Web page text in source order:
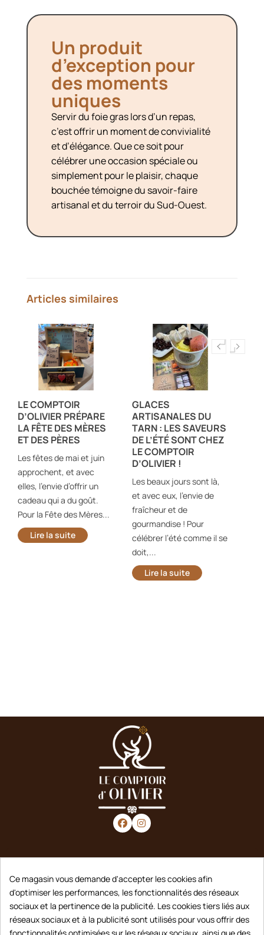
Un produit
d’exception pour
des moments
uniques
Servir du foie gras lors d’un repas,
c’est offrir un moment de convivialité
et d’élégance. Que ce soit pour
célébrer une occasion spéciale ou
simplement pour le plaisir, chaque
bouchée témoigne du savoir-faire
artisanal et du terroir du Sud-Ouest.
Articles similaires
LE COMPTOIR
D’OLIVIER PRÉPARE
LA FÊTE DES MÈRES
ET DES PÈRES
Les fêtes de mai et juin
approchent, et avec
elles, l’envie d’offrir un
cadeau qui a du goût.
Pour la Fête des Mères...
Lire la suite
GLACES
ARTISANALES DU
TARN : LES SAVEURS
DE L’ÉTÉ SONT CHEZ
LE COMPTOIR
D’OLIVIER !
Les beaux jours sont là,
et avec eux, l’envie de
fraîcheur et de
gourmandise ! Pour
célébrer l’été comme il se
doit,...
Lire la suite
Dimanche / Lundi :Fermé
Mardi au Vendredi :9h30 - 12h30 et 15h - 19h
Samedi :10h - 12h30 et 15h - 19h
Ce magasin vous demande d'accepter les cookies afin
d'optimiser les performances, les fonctionnalités des réseaux
sociaux et la pertinence de la publicité. Les cookies tiers liés aux
réseaux sociaux et à la publicité sont utilisés pour vous offrir des